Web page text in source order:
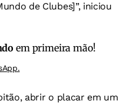
de Clubes]”, iniciou
em primeira mão!
abrir o placar em um